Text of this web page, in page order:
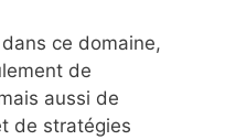
ce domaine,
de
aussi de
de stratégies